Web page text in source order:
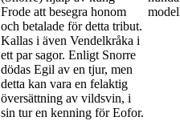
Frode att besegra honom
och betalade för detta tribut.
Kallas i även Vendelkråka i
ett par sagor. Enligt Snorre
dödas Egil av en tjur, men
detta kan vara en felaktig
översättning av vildsvin, i
sin tur en kenning för Eofor.